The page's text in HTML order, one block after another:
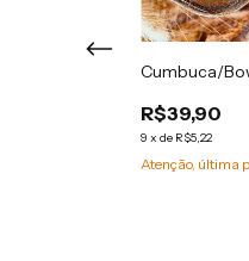
Cumbuca/
R$39,90
9 x de R$5,22
Atenção, última